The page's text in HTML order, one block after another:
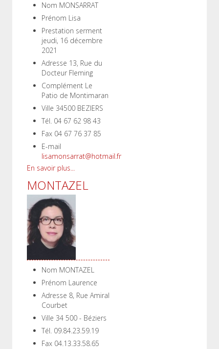
Nom MONSARRAT
Prénom Lisa
Prestation serment
jeudi, 16 décembre
2021
Adresse 13, Rue du
Docteur Fleming
Complément Le
Patio de Montimaran
Ville 34500 BEZIERS
Tél. 04 67 62 98 43
Fax 04 67 76 37 85
E-mail
lisamonsarrat@hotmail.fr
En savoir plus...
MONTAZEL
Nom MONTAZEL
Prénom Laurence
Adresse 8, Rue Amiral
Courbet
Ville 34 500 - Béziers
Tél. 09.84.23.59.19
Fax 04.13.33.58.65